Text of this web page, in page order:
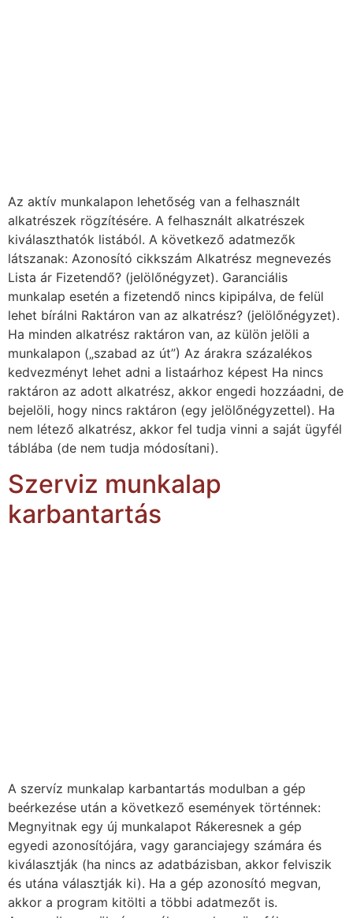
Az aktív munkalapon lehetőség van a felhasznált
alkatrészek rögzítésére. A felhasznált alkatrészek
kiválaszthatók listából. A következő adatmezők
látszanak: Azonosító cikkszám Alkatrész megnevezés
Lista ár Fizetendő? (jelölőnégyzet). Garanciális
munkalap esetén a fizetendő nincs kipipálva, de felül
lehet bírálni Raktáron van az alkatrész? (jelölőnégyzet).
Ha minden alkatrész raktáron van, az külön jelöli a
munkalapon („szabad az út”) Az árakra százalékos
kedvezményt lehet adni a listaárhoz képest Ha nincs
raktáron az adott alkatrész, akkor engedi hozzáadni, de
bejelöli, hogy nincs raktáron (egy jelölőnégyzettel). Ha
nem létező alkatrész, akkor fel tudja vinni a saját ügyfél
táblába (de nem tudja módosítani).
Szerviz munkalap
karbantartás
A szervíz munkalap karbantartás modulban a gép
beérkezése után a következő események történnek:
Megnyitnak egy új munkalapot Rákeresnek a gép
egyedi azonosítójára, vagy garanciajegy számára és
kiválasztják (ha nincs az adatbázisban, akkor felviszik
és utána választják ki). Ha a gép azonosító megvan,
akkor a program kitölti a többi adatmezőt is.